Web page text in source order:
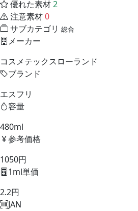
優れた素材2
注意素材0
サブカテゴリ 総合
メーカー
コスメテックスローランド
ブランド
エスフリ
容量
480ml
参考価格
1050円
1ml単価
2.2円
JAN